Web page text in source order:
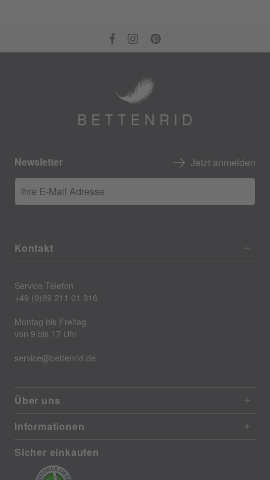
Newsletter Jetzt anmelden
Ihre E-Mail Adresse
Kontakt
Service-Telefon
+49 (0)89 211 01 316
Montag bis Freitag
von 9 bis 17 Uhr
service@bettenrid.de
Über uns
Informationen
Sicher einkaufen